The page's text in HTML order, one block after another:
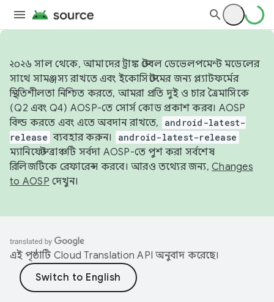
২০২৬ সাল থেকে, আমাদের ট্রাঙ্ক স্টেবল ডেভেলপমেন্ট মডেলের
সাথে সামঞ্জস্য রাখতে এবং ইকোসিস্টেমের জন্য প্ল্যাটফর্মের
স্থিতিশীলতা নিশ্চিত করতে, আমরা প্রতি দুই ও চার ত্রৈমাসিকে
(Q2 এবং Q4) AOSP-তে সোর্স কোড প্রকাশ করব। AOSP
বিল্ড করতে এবং এতে অবদান রাখতে,
android-latest-
release ব্যবহার করুন। android-latest-release
ম্যানিফেস্ট ব্রাঞ্চটি সর্বদা AOSP-তে পুশ করা সর্বশেষ
রিলিজটিকে রেফারেন্স করবে। আরও তথ্যের জন্য, Changes
to AOSP দেখুন।
এই পৃষ্ঠাটি Cloud Translation API অনুবাদ করেছে।